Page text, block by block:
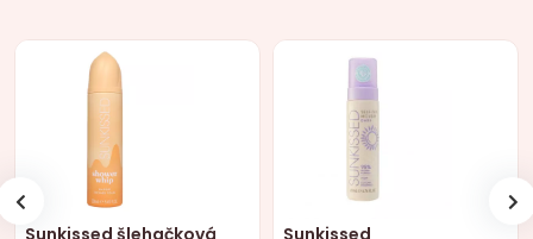
Sunkissed šlehačková
Sunkissed